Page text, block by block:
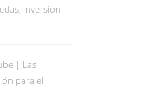
inversion
| Las
para el